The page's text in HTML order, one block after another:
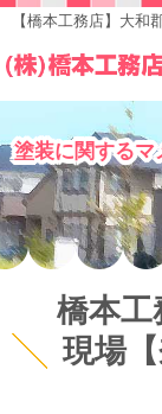
【橋本工務店】大
塗装に関するマ
橋本工
現場